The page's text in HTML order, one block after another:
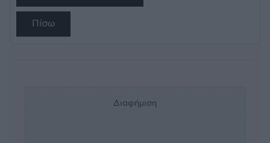
Πίσω
Διαφήμιση